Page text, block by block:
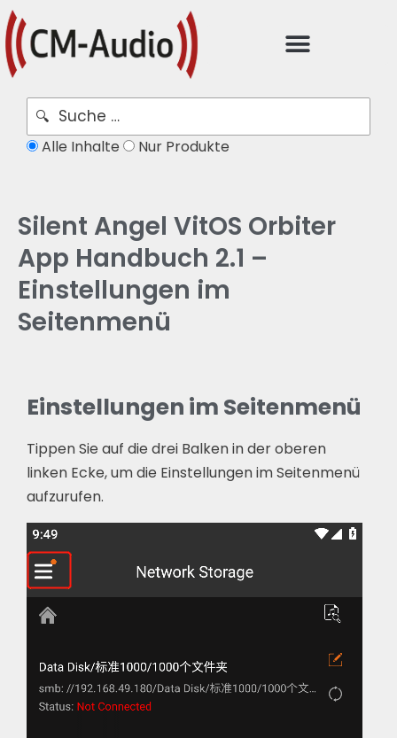
Alle Inhalte Nur Produkte
Silent Angel VitOS Orbiter
App Handbuch 2.1 –
Einstellungen im
Seitenmenü
Einstellungen im Seitenmenü
Tippen Sie auf die drei Balken in der oberen
linken Ecke, um die Einstellungen im Seitenmenü
aufzurufen.